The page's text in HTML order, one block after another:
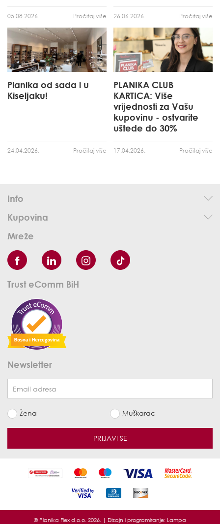
05.08.2026. Pročitaj više 26.06.2026. Pročitaj više
Planika od sada i u
Kiseljaku!
24.04.2026. Pročitaj više
PLANIKA CLUB
KARTICA: Više
vrijednosti za Vašu
kupovinu - ostvarite
uštede do 30%
17.04.2026. Pročitaj više
Info
Kupovina
Mreže
Trust eComm BiH
Newsletter
Žena Muškarac
PRIJAVI SE
© Planika Flex d.o.o. 2026. | Dizajn i programiranje: Lampa